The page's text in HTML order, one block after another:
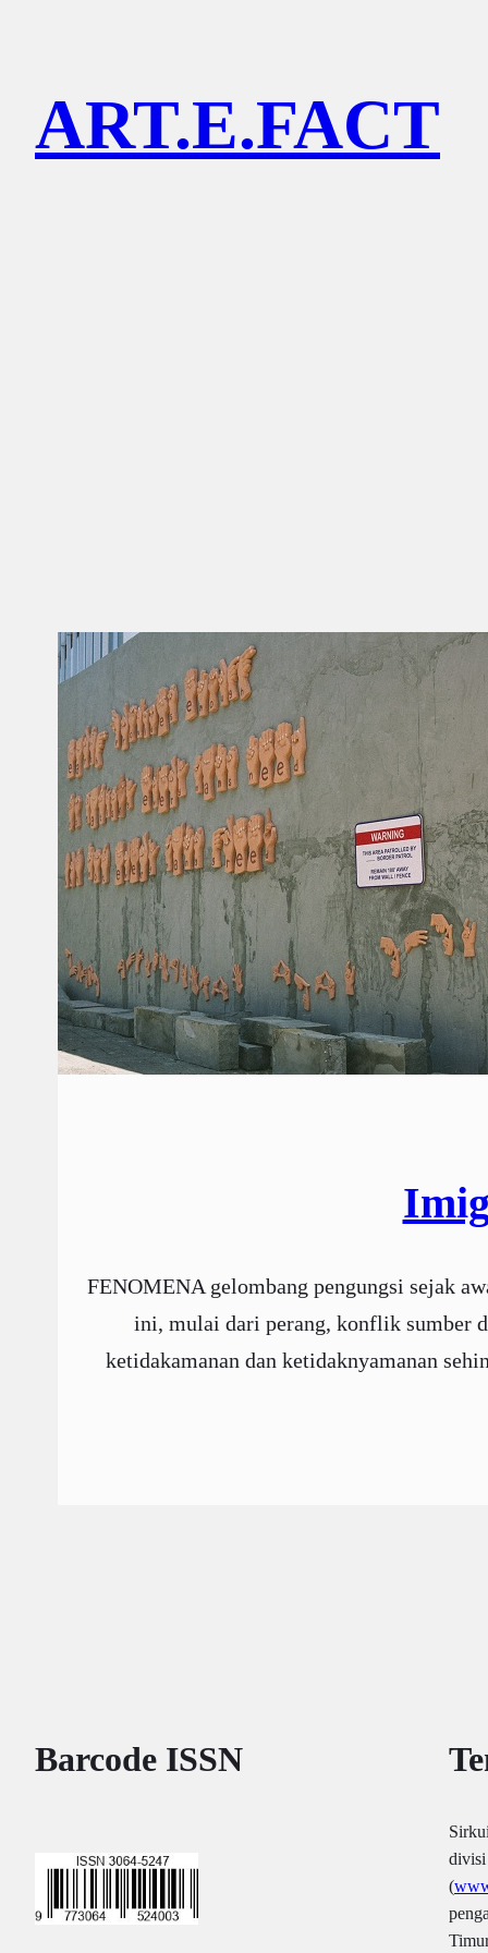
konten
ART.E.FACT
FENOMENA gelombang pengungsi sejak
ini, mulai dari perang, konflik sumber
ketidakamanan dan ketidaknyamanan
Barcode ISSN
divisi
(